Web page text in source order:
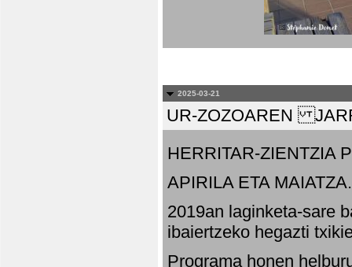
2025-03-21
UR-ZOZOAREN
HERRITAR-ZIENTZIA
APIRILA ETA MAIATZA.
2019an laginketa-sare
ibaiertzeko hegazti
Programa honen